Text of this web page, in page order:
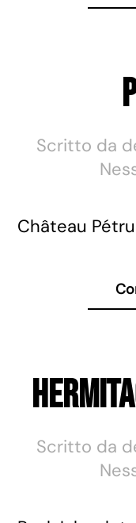
Scritto da
Château
Scritto da